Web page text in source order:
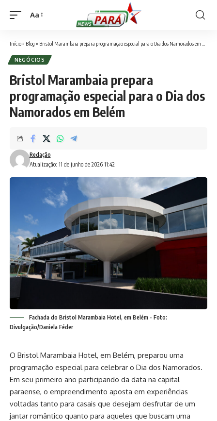
Font
Aa
Início» Blog » Bristol Marambaia prepara programação especial para o Dia dos Namorados em Belém
NEGÓCIOS
Bristol Marambaia prepara
programação especial para o Dia dos
Namorados em Belém
Atualização: 11 de junho de 2026 11:42
Redação
Fachada do Bristol Marambaia Hotel, em Belém - Foto:
Divulgação/Daniela Féder
O Bristol Marambaia Hotel, em Belém, preparou uma
programação especial para celebrar o Dia dos Namorados.
Em seu primeiro ano participando da data na capital
paraense, o empreendimento aposta em experiências
voltadas tanto para casais que desejam desfrutar de um
jantar romântico quanto para aqueles que buscam uma